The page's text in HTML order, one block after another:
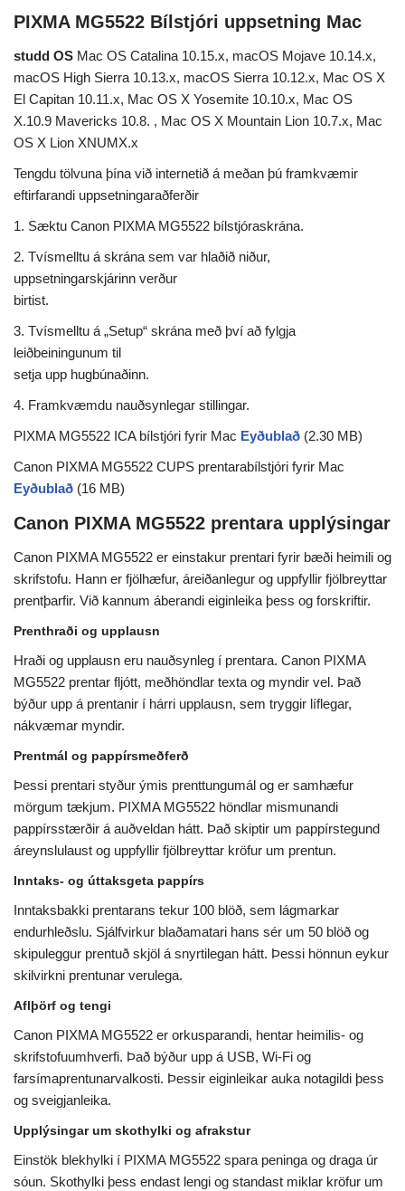
PIXMA MG5522 Bílstjóri uppsetning Mac
studd OS Mac OS Catalina 10.15.x, macOS Mojave 10.14.x,
macOS High Sierra 10.13.x, macOS Sierra 10.12.x, Mac OS X
El Capitan 10.11.x, Mac OS X Yosemite 10.10.x, Mac OS
X.10.9 Mavericks 10.8. , Mac OS X Mountain Lion 10.7.x, Mac
OS X Lion XNUMX.x
Tengdu tölvuna þína við internetið á meðan þú framkvæmir
eftirfarandi uppsetningaraðferðir
1. Sæktu Canon PIXMA MG5522 bílstjóraskrána.
2. Tvísmelltu á skrána sem var hlaðið niður,
uppsetningarskjárinn verður
birtist.
3. Tvísmelltu á „Setup“ skrána með því að fylgja
leiðbeiningunum til
setja upp hugbúnaðinn.
4. Framkvæmdu nauðsynlegar stillingar.
PIXMA MG5522 ICA bílstjóri fyrir Mac Eyðublað (2.30 MB)
Canon PIXMA MG5522 CUPS prentarabílstjóri fyrir Mac
Eyðublað (16 MB)
Canon PIXMA MG5522 prentara upplýsingar
Canon PIXMA MG5522 er einstakur prentari fyrir bæði heimili og
skrifstofu. Hann er fjölhæfur, áreiðanlegur og uppfyllir fjölbreyttar
prentþarfir. Við kannum áberandi eiginleika þess og forskriftir.
Prenthraði og upplausn
Hraði og upplausn eru nauðsynleg í prentara. Canon PIXMA
MG5522 prentar fljótt, meðhöndlar texta og myndir vel. Það
býður upp á prentanir í hárri upplausn, sem tryggir líflegar,
nákvæmar myndir.
Prentmál og pappírsmeðferð
Þessi prentari styður ýmis prenttungumál og er samhæfur
mörgum tækjum. PIXMA MG5522 höndlar mismunandi
pappírsstærðir á auðveldan hátt. Það skiptir um pappírstegund
áreynslulaust og uppfyllir fjölbreyttar kröfur um prentun.
Inntaks- og úttaksgeta pappírs
Inntaksbakki prentarans tekur 100 blöð, sem lágmarkar
endurhleðslu. Sjálfvirkur blaðamatari hans sér um 50 blöð og
skipuleggur prentuð skjöl á snyrtilegan hátt. Þessi hönnun eykur
skilvirkni prentunar verulega.
Aflþörf og tengi
Canon PIXMA MG5522 er orkusparandi, hentar heimilis- og
skrifstofuumhverfi. Það býður upp á USB, Wi-Fi og
farsímaprentunarvalkosti. Þessir eiginleikar auka notagildi þess
og sveigjanleika.
Upplýsingar um skothylki og afrakstur
Einstök blekhylki í PIXMA MG5522 spara peninga og draga úr
sóun. Skothylki þess endast lengi og standast miklar kröfur um